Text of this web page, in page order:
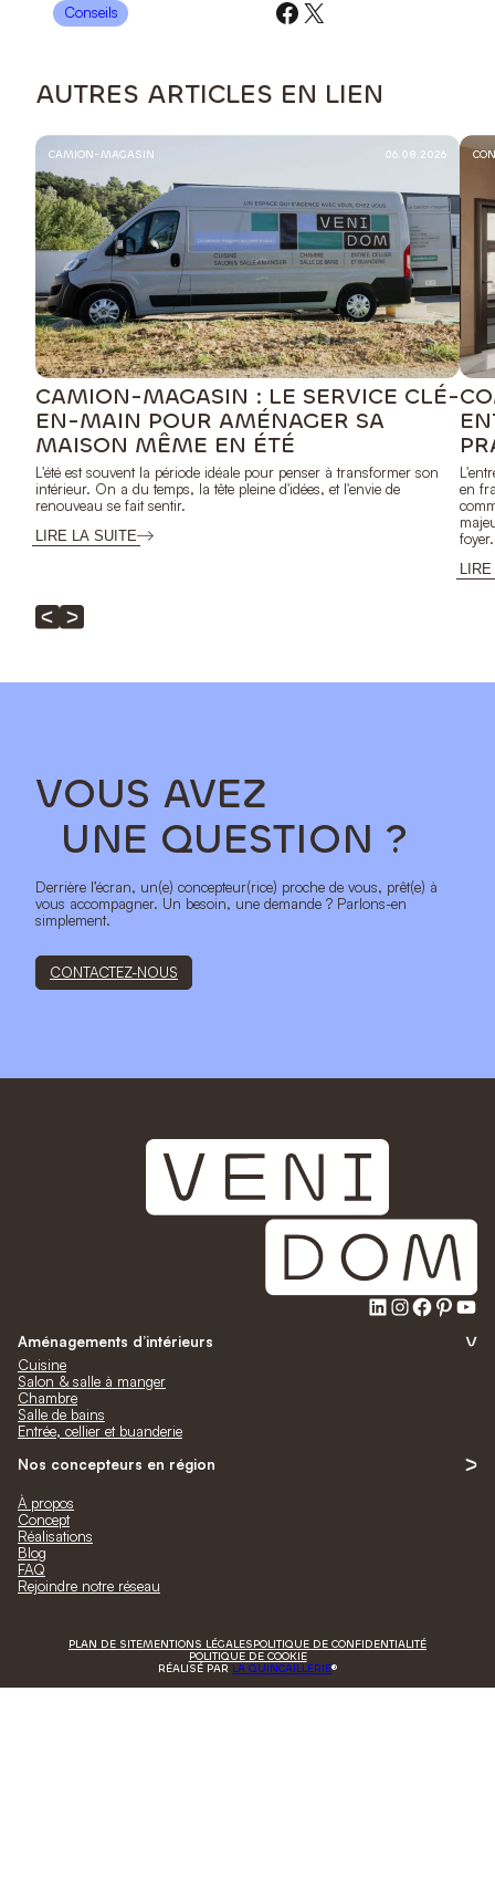
Conseils
Facebook
X
AUTRES ARTICLES EN LIEN
CAMION-MAGASIN 06.08.2026
CAMION-MAGASIN : LE SERVICE CLÉ-
EN-MAIN POUR AMÉNAGER SA
MAISON MÊME EN ÉTÉ
L'été est souvent la période idéale pour penser à transformer son
intérieur. On a du temps, la tête pleine d'idées, et l'envie de
renouveau se fait sentir.
LIRE LA SUITE
en
foyer.
VOUS AVEZ
UNE QUESTION ?
Derrière l’écran, un(e) concepteur(rice) proche de vous, prêt(e) à
vous accompagner. Un besoin, une demande ? Parlons-en
simplement.
CONTACTEZ-NOUS
LinkedIn
Aménagements d’intérieurs
Cuisine
Salon & salle à manger
Chambre
Salle de bains
Entrée, cellier et buanderie
Nos concepteurs en région
À propos
Concept
Réalisations
Blog
FAQ
Rejoindre notre réseau
PLAN DE SITEMENTIONS LÉGALESPOLITIQUE DE CONFIDENTIALITÉ
POLITIQUE DE COOKIE
RÉALISÉ PAR LA QUINCAILLERIE®